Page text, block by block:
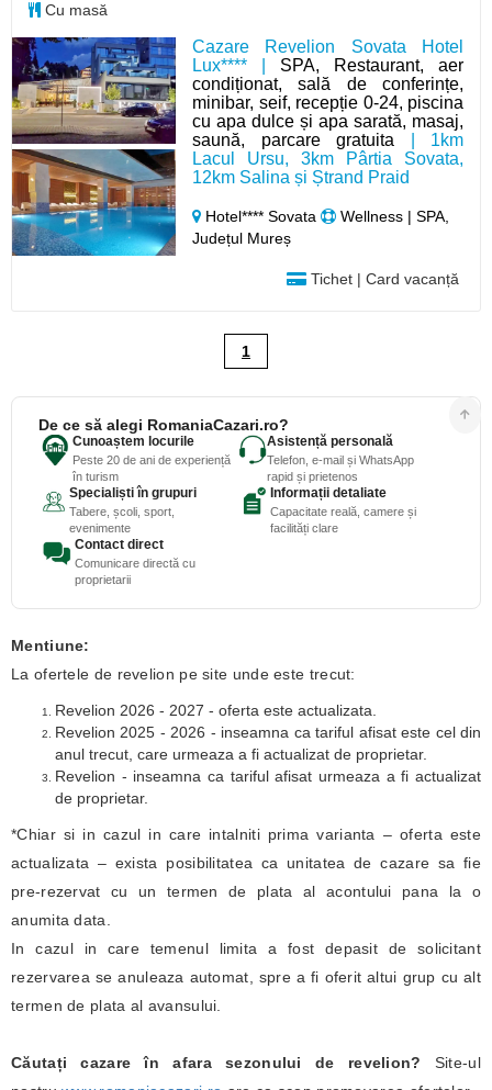
Cazare Revelion Sovata Hotel
Lux**** | SPA, Restaurant, aer
condiționat, sală de conferințe,
minibar, seif, recepție 0-24, piscina
cu apa dulce și apa sarată, masaj,
saună, parcare gratuita | 1km
Lacul Ursu, 3km Pârtia Sovata,
12km Salina și Ștrand Praid
Hotel**** Sovata
Wellness | SPA,
Județul Mureș
Tichet | Card vacanță
Cu masă
1
De ce să alegi RomaniaCazari.ro?
Cunoaștem locurile
Peste 20 de ani de experiență
în turism
Asistență personală
Telefon, e-mail și WhatsApp
rapid și prietenos
Specialiști în grupuri
Tabere, școli, sport,
evenimente
Informații detaliate
Capacitate reală, camere și
facilități clare
Contact direct
Comunicare directă cu
proprietarii
Mentiune:
La ofertele de revelion pe site unde este trecut:
Revelion 2026 - 2027 - oferta este actualizata.
Revelion 2025 - 2026 - inseamna ca tariful afisat este cel din
anul trecut, care urmeaza a fi actualizat de proprietar.
Revelion - inseamna ca tariful afisat urmeaza a fi actualizat
de proprietar.
*Chiar si in cazul in care intalniti prima varianta – oferta este
actualizata – exista posibilitatea ca unitatea de cazare sa fie
pre-rezervat cu un termen de plata al acontului pana la o
anumita data.
In cazul in care temenul limita a fost depasit de solicitant
rezervarea se anuleaza automat, spre a fi oferit altui grup cu alt
termen de plata al avansului.
Căutați cazare în afara sezonului de revelion? Site-ul